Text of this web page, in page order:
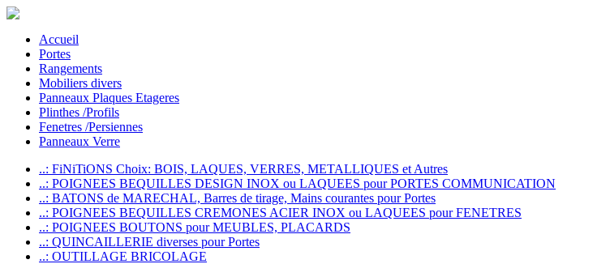
Accueil
Portes
Rangements
Mobiliers divers
Panneaux Plaques Etageres
Plinthes /Profils
Fenetres /Persiennes
Panneaux Verre
..: FiNiTiONS Choix: BOIS, LAQUES, VERRES, METALLIQUES et Autres
..: POIGNEES BEQUILLES DESIGN INOX ou LAQUEES pour PORTES COMMUNICATION
..: BATONS de MARECHAL, Barres de tirage, Mains courantes pour Portes
..: POIGNEES BEQUILLES CREMONES ACIER INOX ou LAQUEES pour FENETRES
..: POIGNEES BOUTONS pour MEUBLES, PLACARDS
..: QUINCAILLERIE diverses pour Portes
..: OUTILLAGE BRICOLAGE